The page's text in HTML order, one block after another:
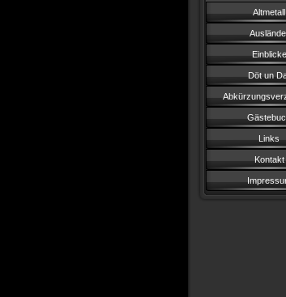
Altmetall
Einblicke
Döt un
Links
Kontakt